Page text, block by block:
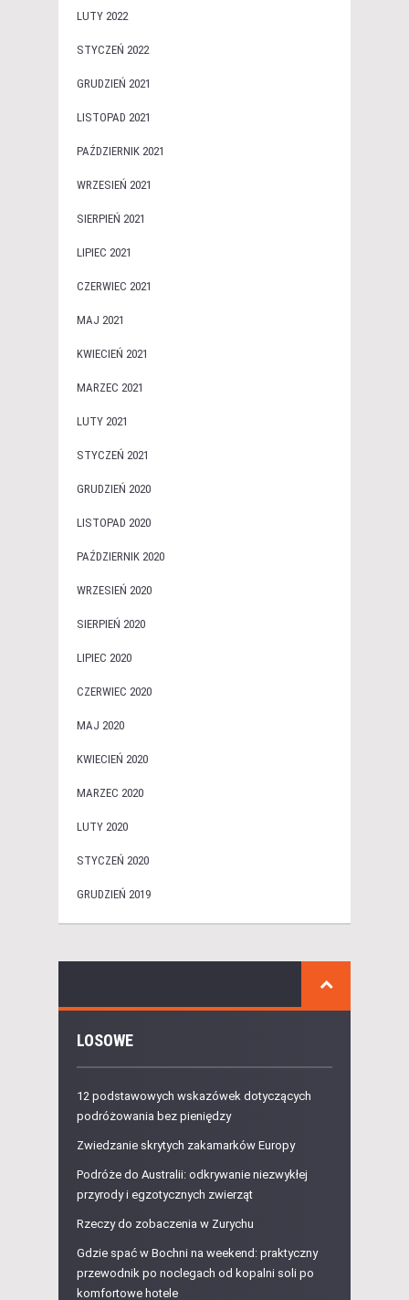
LUTY 2022
STYCZEŃ 2022
GRUDZIEŃ 2021
LISTOPAD 2021
PAŹDZIERNIK 2021
WRZESIEŃ 2021
SIERPIEŃ 2021
LIPIEC 2021
CZERWIEC 2021
MAJ 2021
KWIECIEŃ 2021
MARZEC 2021
LUTY 2021
STYCZEŃ 2021
GRUDZIEŃ 2020
LISTOPAD 2020
PAŹDZIERNIK 2020
WRZESIEŃ 2020
SIERPIEŃ 2020
LIPIEC 2020
CZERWIEC 2020
MAJ 2020
KWIECIEŃ 2020
MARZEC 2020
LUTY 2020
STYCZEŃ 2020
GRUDZIEŃ 2019
LOSOWE
12 podstawowych wskazówek dotyczących
podróżowania bez pieniędzy
Zwiedzanie skrytych zakamarków Europy
Podróże do Australii: odkrywanie niezwykłej
przyrody i egzotycznych zwierząt
Rzeczy do zobaczenia w Zurychu
Gdzie spać w Bochni na weekend: praktyczny
przewodnik po noclegach od kopalni soli po
komfortowe hotele